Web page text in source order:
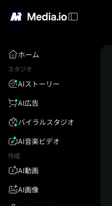
ホーム
スタジオ
AIストーリー
AI広告
バイラルスタジオ
AI音楽ビデオ
作成
AI動画
AI画像